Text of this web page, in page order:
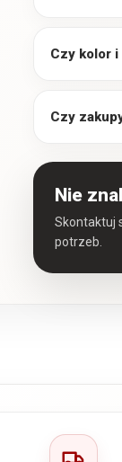
Czy kolor i
Czy
Nie
Skontaktuj
potrzeb.